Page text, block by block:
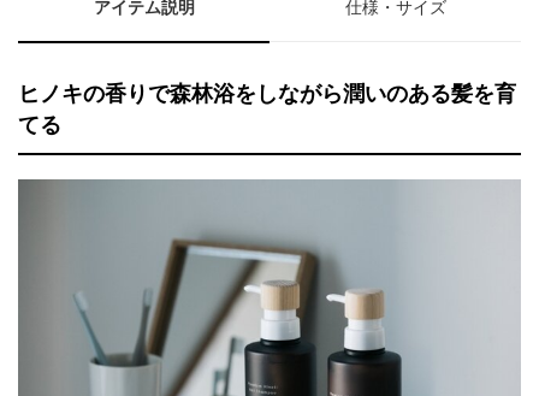
アイテム説明 仕様・サイズ
ヒノキの香りで森林浴をしながら潤いのある髪を育
てる